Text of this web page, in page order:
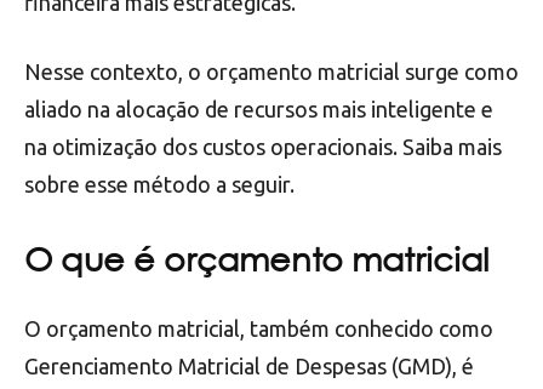
Nesse contexto, o orçamento matricial surge como
aliado na alocação de recursos mais inteligente e
na otimização dos custos operacionais. Saiba mais
sobre esse método a seguir.
O que é orçamento matricial
O orçamento matricial, também conhecido como
Gerenciamento Matricial de Despesas (GMD), é